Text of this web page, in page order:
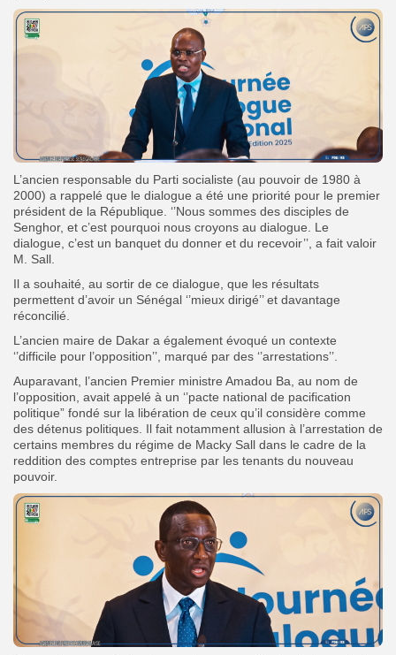
L’ancien responsable du Parti socialiste (au pouvoir de 1980 à
2000) a rappelé que le dialogue a été une priorité pour le premier
président de la République. ‘’Nous sommes des disciples de
Senghor, et c’est pourquoi nous croyons au dialogue. Le
dialogue, c’est un banquet du donner et du recevoir’’, a fait valoir
M. Sall.
Il a souhaité, au sortir de ce dialogue, que les résultats
permettent d’avoir un Sénégal ‘’mieux dirigé’’ et davantage
réconcilié.
L’ancien maire de Dakar a également évoqué un contexte
‘’difficile pour l’opposition’’, marqué par des ‘’arrestations’’.
Auparavant, l’ancien Premier ministre Amadou Ba, au nom de
l’opposition, avait appelé à un ‘’pacte national de pacification
politique” fondé sur la libération de ceux qu’il considère comme
des détenus politiques. Il fait notamment allusion à l’arrestation de
certains membres du régime de Macky Sall dans le cadre de la
reddition des comptes entreprise par les tenants du nouveau
pouvoir.